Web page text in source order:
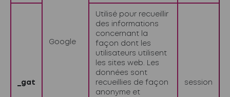
Google
_gat
Utilisé pour recueillir
des informations
concernant la
façon dont les
utilisateurs utilisent
les sites web. Les
données sont
recueillies de façon
anonyme et
session